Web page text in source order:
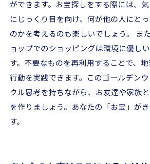
ができます。お宝探しをする際には、
にじっくり目を向け、何が他の人にと
のかを考えるのも楽しいでしょう。 ま
ョップでのショッピングは環境に優し
す。不要なものを再利用することで、
行動を実践できます。このゴールデン
クル思考を持ちながら、お友達や家族
を作りましょう。あなたの「お宝」が
す。